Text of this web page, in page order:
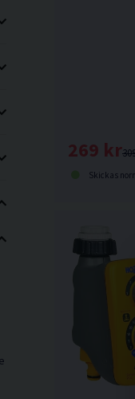
269 kr
Skickas normalt